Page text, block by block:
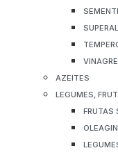
AZEITES
LEGUMES,
FRUTAS